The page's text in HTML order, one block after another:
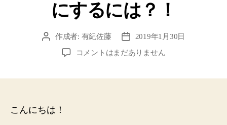
にするには？！
投
作成者: 有紀佐藤
投
稿
日
2019年1月30日
「ニ
コメントはまだありません
こんにちは！